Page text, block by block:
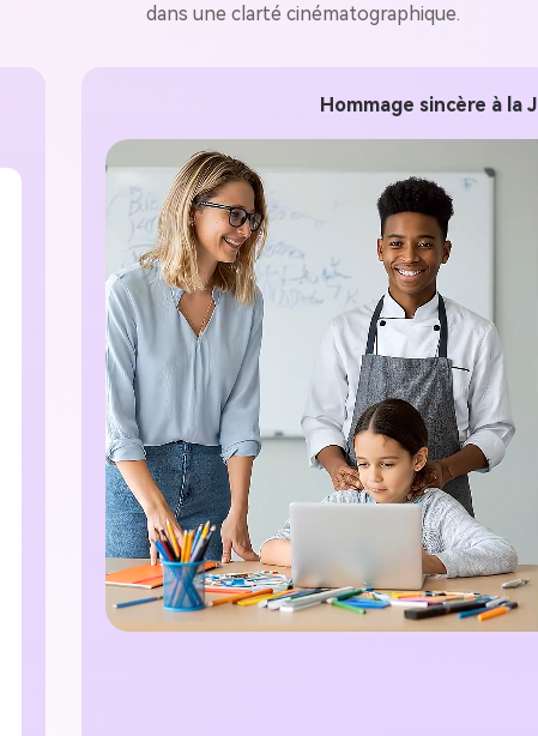
dans une clarté cinématographique.
Hommage sincère à la
Créer Gratuitement